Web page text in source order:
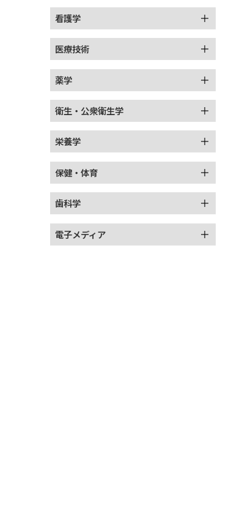
看護学
医療技術
薬学
衛生・公衆衛生学
栄養学
保健・体育
歯科学
電子メディア